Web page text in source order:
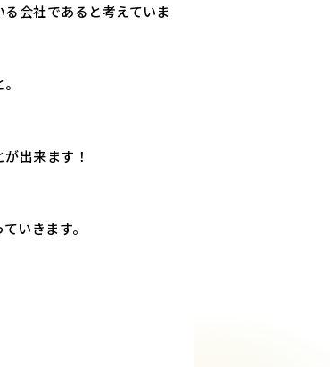
会社であると考えていま
出来ます！
いきます。